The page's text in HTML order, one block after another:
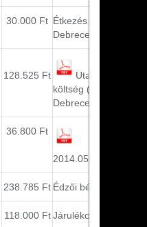
30.000 Ft Étkezés (u14, u15
Debrecen)
128.525 Ft
Utazási
költség (u14, u15
Debrecen)
36.800 Ft
2014.05.18.)
238.785 Ft Édzői bérek (Április)
118.000 Ft Járulékok (Április)